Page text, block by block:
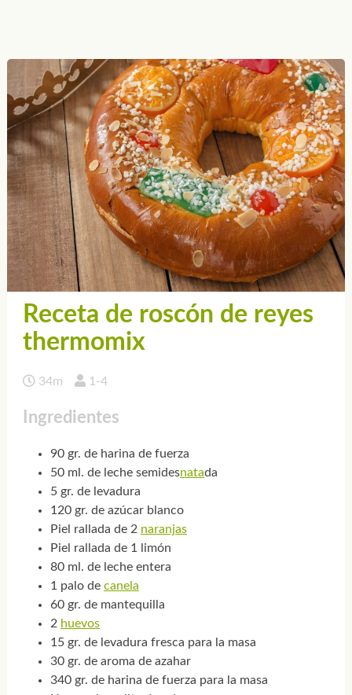
Receta de roscón de reyes
thermomix
34m 1-4
Ingredientes
90 gr. de harina de fuerza
50 ml. de leche semidesnatada
5 gr. de levadura
120 gr. de azúcar blanco
Piel rallada de 2 naranjas
Piel rallada de 1 limón
80 ml. de leche entera
1 palo de canela
60 gr. de mantequilla
2 huevos
15 gr. de levadura fresca para la masa
30 gr. de aroma de azahar
340 gr. de harina de fuerza para la masa